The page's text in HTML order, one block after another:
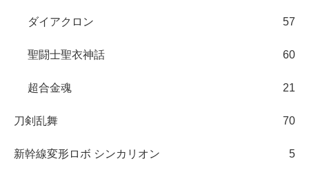
ダイアクロン 57
聖闘士聖衣神話 60
超合金魂 21
刀剣乱舞 70
新幹線変形ロボ シンカリオン 5